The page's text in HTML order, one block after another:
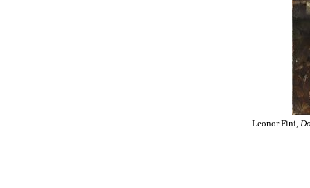
Leonor Fini,